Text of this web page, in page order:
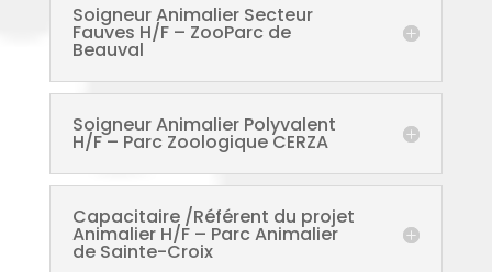
Soigneur Animalier Secteur
Fauves H/F – ZooParc de
Beauval
Soigneur Animalier Polyvalent
H/F – Parc Zoologique CERZA
Capacitaire /Référent du projet
Animalier H/F – Parc Animalier
de Sainte-Croix